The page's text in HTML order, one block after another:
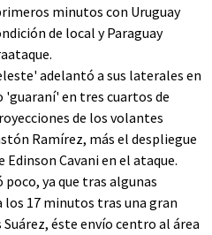
minutos con Uruguay
de local y Paraguay
adelantó a sus laterales en
'guaraní' en tres cuartos de
de los volantes
Ramírez, más el despliegue
Edinson Cavani en el ataque.
ya que tras algunas
los 17 minutos tras una gran
éste envío centro al área